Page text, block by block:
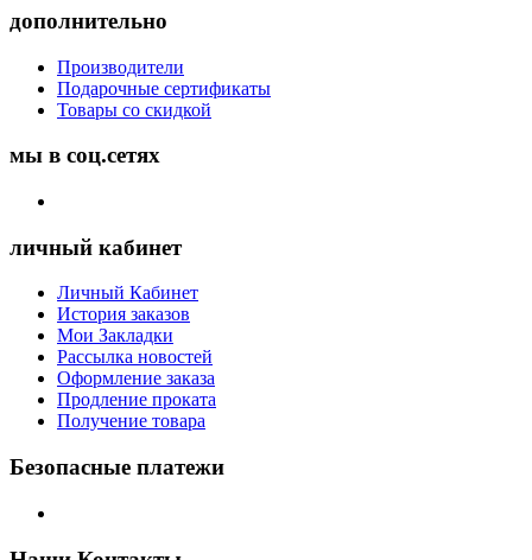
дополнительно
Производители
Подарочные сертификаты
Товары со скидкой
мы в соц.сетях
личный кабинет
Личный Кабинет
История заказов
Мои Закладки
Рассылка новостей
Оформление заказа
Продление проката
Получение товара
Безопасные платежи